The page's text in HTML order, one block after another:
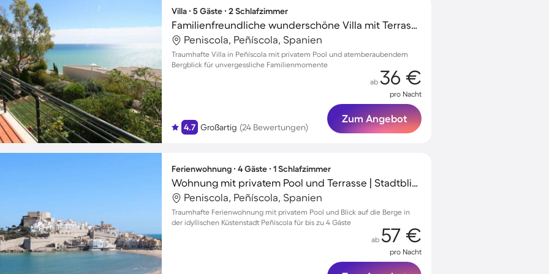
Villa ∙ 5 Gäste ∙ 2 Schlafzimmer
Familienfreundliche wunderschöne Villa mit Terrasse, Grill und privatem Pool | Bergblick | Nah am Strand
Peniscola, Peñíscola, Spanien
Traumhafte Villa in Peñíscola mit privatem Pool und atemberaubendem
Bergblick für unvergessliche Familienmomente
4.7 Großartig (24 Bewertungen)
ab 36 €
pro Nacht
Zum Angebot
Ferienwohnung ∙ 4 Gäste ∙ 1 Schlafzimmer
Wohnung mit privatem Pool und Terrasse | Stadtblick
Peniscola, Peñíscola, Spanien
Traumhafte Ferienwohnung mit privatem Pool und Blick auf die Berge in
der idyllischen Küstenstadt Peñíscola für bis zu 4 Gäste
ab 57 €
pro Nacht